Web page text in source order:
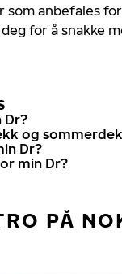
anbefales
for å snakke
Dr?
og
Dr?
min Dr?
PÅ